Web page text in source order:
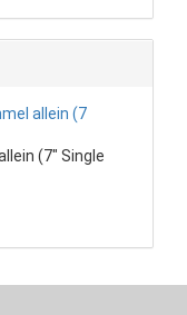
(7" Single